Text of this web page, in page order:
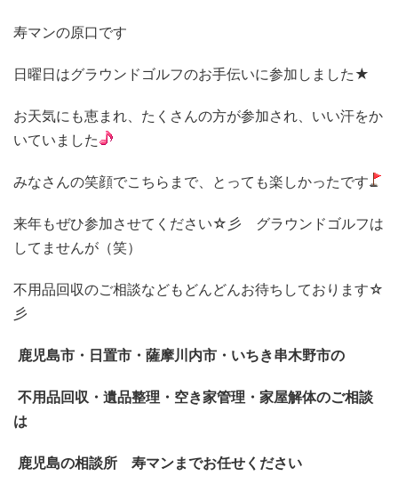
寿マンの原口です
日曜日はグラウンドゴルフのお手伝いに参加しました★
お天気にも恵まれ、たくさんの方が参加され、いい汗をか
いていました
みなさんの笑顔でこちらまで、とっても楽しかったです
来年もぜひ参加させてください☆彡 グラウンドゴルフは
してませんが（笑）
不用品回収のご相談などもどんどんお待ちしております☆
彡
鹿児島市・日置市・薩摩川内市・いちき串木野市の
不用品回収・遺品整理・空き家管理・家屋解体のご相談
は
鹿児島の相談所 寿マンまでお任せください